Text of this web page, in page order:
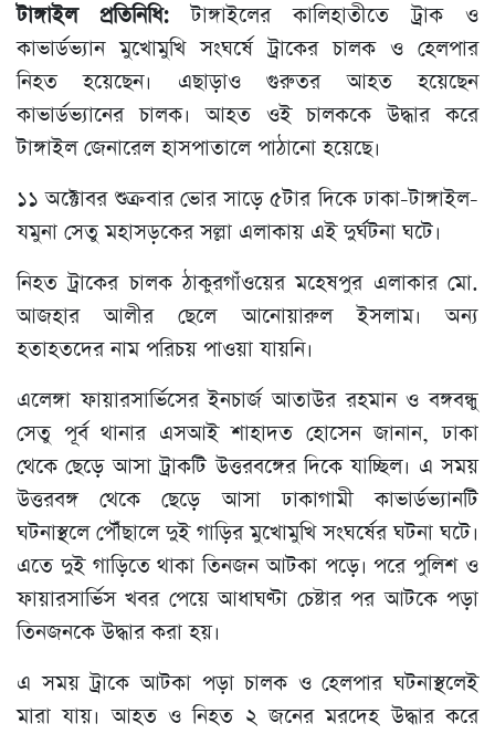
টাঙ্গাইল প্রতিনিধি:টাঙ্গাইলের কালিহাতীতে ট্রাক ও
কাভার্ডভ্যান মুখোমুখি সংঘর্ষে ট্রাকের চালক ও হেলপার
নিহত হয়েছেন। এছাড়াও গুরুতর আহত হয়েছেন
কাভার্ডভ্যানের চালক। আহত ওই চালককে উদ্ধার করে
টাঙ্গাইল জেনারেল হাসপাতালে পাঠানো হয়েছে।
১১ অক্টোবর শুক্রবার ভোর সাড়ে ৫টার দিকে ঢাকা-টাঙ্গাইল-
যমুনা সেতু মহাসড়কের সল্লা এলাকায় এই দুর্ঘটনা ঘটে।
নিহত ট্রাকের চালক ঠাকুরগাঁওয়ের মহেষপুর এলাকার মো.
আজহার আলীর ছেলে আনোয়ারুল ইসলাম। অন্য
হতাহতদের নাম পরিচয় পাওয়া যায়নি।
এলেঙ্গা ফায়ারসার্ভিসের ইনচার্জ আতাউর রহমান ও বঙ্গবন্ধু
সেতু পূর্ব থানার এসআই শাহাদত হোসেন জানান, ঢাকা
থেকে ছেড়ে আসা ট্রাকটি উত্তরবঙ্গের দিকে যাচ্ছিল। এ সময়
উত্তরবঙ্গ থেকে ছেড়ে আসা ঢাকাগামী কাভার্ডভ্যানটি
ঘটনাস্থলে পৌঁছালে দুই গাড়ির মুখোমুখি সংঘর্ষের ঘটনা ঘটে।
এতে দুই গাড়িতে থাকা তিনজন আটকা পড়ে। পরে পুলিশ ও
ফায়ারসার্ভিস খবর পেয়ে আধাঘণ্টা চেষ্টার পর আটকে পড়া
তিনজনকে উদ্ধার করা হয়।
এ সময় ট্রাকে আটকা পড়া চালক ও হেলপার ঘটনাস্থলেই
মারা যায়। আহত ও নিহত ২ জনের মরদেহ উদ্ধার করে